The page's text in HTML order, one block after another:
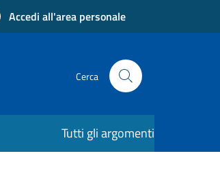
Accedi all'area personale
Cerca
Tutti gli argomenti